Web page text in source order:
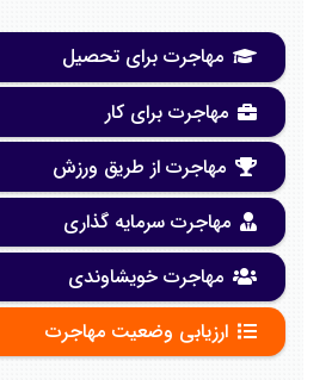
مهاجرت برای تحصیل
مهاجرت برای کار
مهاجرت از طریق ورزش
مهاجرت سرمایه گذاری
مهاجرت خویشاوندی
ارزیابی وضعیت مهاجرت